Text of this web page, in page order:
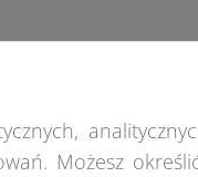
Możesz